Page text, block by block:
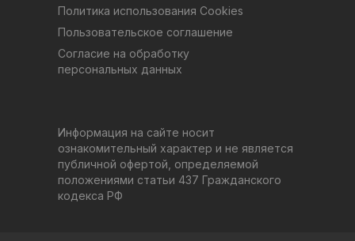
Информация на сайте носит
ознакомительный характер и не является
публичной офертой, определяемой
положениями статьи 437 Гражданского
кодекса РФ
Политика использования Cookies
Согласие на обработку
персональных данных
Пользовательское соглашение